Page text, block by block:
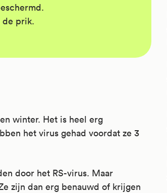
de prik.
winter. Het is heel erg
het virus gehad voordat ze 3
door het RS-virus. Maar
zijn dan erg benauwd of krijgen